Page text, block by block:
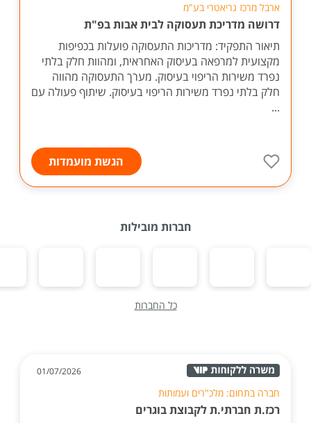
ארבל מרכז גריאטרי בע"מ
דרושה מדריכת תעסוקה לבית אבות בפ"ת
תיאור התפקיד: מדריכות התעסוקה פועלות בכפיפות
מקצועית למרפאה בעיסוק האחראית, ומהוות חלק בלתי
נפרד משירות הריפוי בעיסוק. מערך התעסוקה מהווה
חלק בלתי נפרד משירות הריפוי בעיסוק. שיתוף פעולה עם
...
הגשת מועמדות
חברות מובילות
כל החברות
01/07/2026
חברה בתחום: מלכ"רים ועמותות
רכז.ת חברתי.ת לקבוצת בוגרים